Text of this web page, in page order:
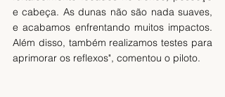
e cabeça. As dunas não são nada suaves,
e acabamos enfrentando muitos impactos.
Além disso, também realizamos testes para
aprimorar os reflexos", comentou o piloto.